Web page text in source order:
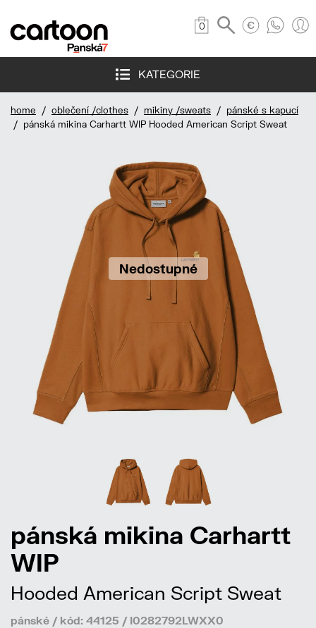
0
KATEGORIE
home / oblečení /clothes / mikiny /sweats / pánské s kapucí
/ pánská mikina Carhartt WIP Hooded American Script Sweat
Nedostupné
pánská mikina Carhartt
WIP
Hooded American Script Sweat
pánské / kód: 44125 / I0282792LWXX0